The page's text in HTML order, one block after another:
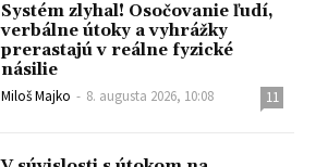
Systém zlyhal! Osočovanie ľudí,
verbálne útoky a vyhrážky
prerastajú v reálne fyzické
násilie
Miloš Majko - 8. augusta 2026, 10:08 11